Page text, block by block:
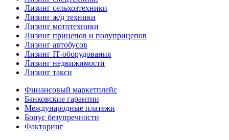
Лизинг сельхозтехники
Лизинг ж/д техники
Лизинг мототехники
Лизинг прицепов и полуприцепов
Лизинг автобусов
Лизинг IT-оборудования
Лизинг недвижимости
Лизинг такси
Финансовый маркетплейс
Банковские гарантии
Международные платежи
Бонус безупречности
Факторинг